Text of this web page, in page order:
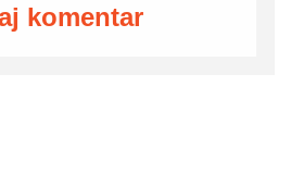
komentar